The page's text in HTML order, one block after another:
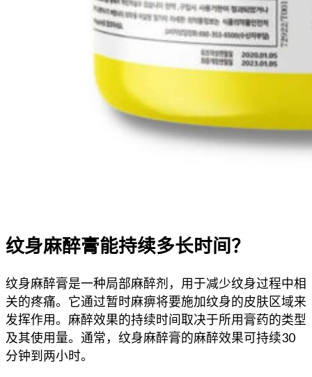
纹身麻醉膏能持续多长时间？
纹身麻醉膏是一种局部麻醉剂，用于减少纹身过程中相
关的疼痛。它通过暂时麻痹将要施加纹身的皮肤区域来
发挥作用。麻醉效果的持续时间取决于所用膏药的类型
及其使用量。通常，纹身麻醉膏的麻醉效果可持续30
分钟到两小时。